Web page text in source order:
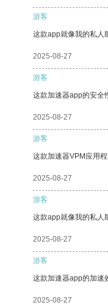
游客
这款app就像我的私人
2025-08-27
游客
这款加速器app的安全
2025-08-27
游客
这款加速器VPM应用
2025-08-27
游客
这款app就像我的私人
2025-08-27
游客
这款加速器app的加速
2025-08-27